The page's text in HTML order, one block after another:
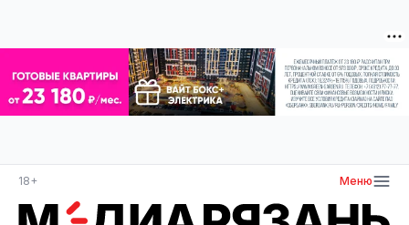
18+ Меню